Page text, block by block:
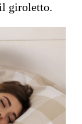
giroletto.